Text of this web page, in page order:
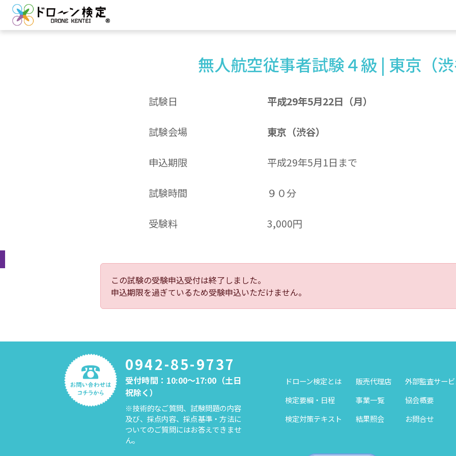
無人航空従事者試験４級 | 東京（
試験日 平成29年5月22日（月）
試験会場 東京（渋谷）
申込期限 平成29年5月1日まで
試験時間 ９０分
受験料 3,000円
この試験の受験申込受付は終了しました。
申込期限を過ぎているため受験申込いただけません。
0942-85-9737
受付時間：10:00～17:00（土日
祝除く）
※技術的なご質問、試験問題の内容
及び、採点内容、採点基準・方法に
ついてのご質問にはお答えできませ
ん。
ドローン検定とは
検定要綱・日程
検定対策テキスト
販売代理店
事業一覧
結果照会
外部監査サー
協会概要
お問合せ